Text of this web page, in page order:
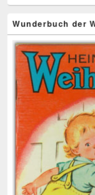
Wunderbuch der